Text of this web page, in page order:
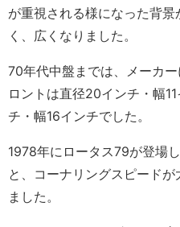
が重視される様になった背
く、広くなりました。
70年代中盤までは、メーカ
ロントは直径20インチ・幅
チ・幅16インチでした。
1978年にロータス79が登場
と、コーナリングスピード
ました。